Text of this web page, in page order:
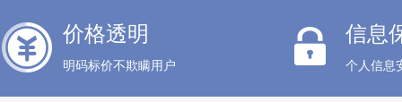
价格透明
明码标价不欺瞒用户
信息
个人信息